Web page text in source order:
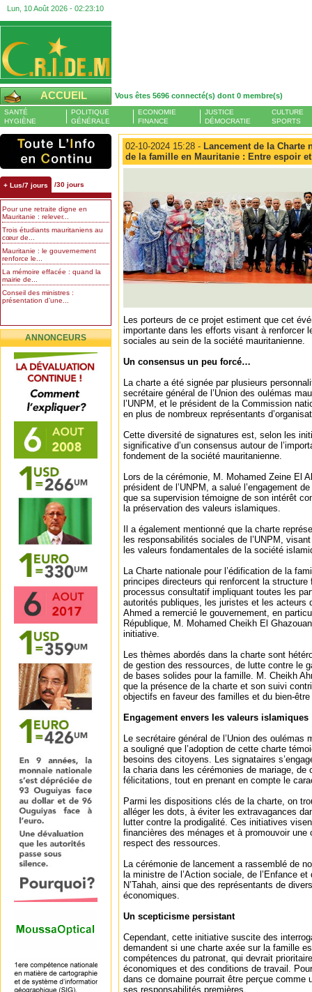
Lun, 10 Août 2026 - 02:23:11
ACCUEIL Vous êtes 5696 connecté(s) dont 0 membre(s)
SANTÉ
HYGIÈNE
POLITIQUE
GÉNÉRALE
ECONOMIE
FINANCE
JUSTICE
DÉMOCRATIE
CULTURE
SPORTS
+ Lus/7 jours /30 jours
Pour une retraite digne en
Mauritanie : relever...
Trois étudiants mauritaniens au
cœur de...
Mauritanie : le gouvernement
renforce le...
La mémoire effacée : quand la
mairie de...
Conseil des ministres :
présentation d’une...
ANNONCEURS
02-10-2024 15:28 - Lancement de la Charte
de la famille en Mauritanie : Entre espoir
Les porteurs de ce projet estiment que cet
importante dans les efforts visant à renforcer
sociales au sein de la société mauritanienne.
Un consensus un peu forcé…
La charte a été signée par plusieurs
secrétaire général de l’Union des oulémas
l’UNPM, et le président de la Commission
en plus de nombreux représentants
Cette diversité de signatures est, selon les
significative d’un consensus autour de
fondement de la société mauritanienne.
Lors de la cérémonie, M. Mohamed Zeine El
président de l’UNPM, a salué l’engagement
que sa supervision témoigne de son intérêt
la préservation des valeurs islamiques.
Il a également mentionné que la charte
les responsabilités sociales de l’UNPM,
les valeurs fondamentales de la société
La Charte nationale pour l’édification de la
principes directeurs qui renforcent la
processus consultatif impliquant toutes les
autorités publiques, les juristes et les acteurs
Ahmed a remercié le gouvernement, en
République, M. Mohamed Cheikh El
initiative.
Les thèmes abordés dans la charte sont
de gestion des ressources, de lutte contre le
de bases solides pour la famille. M. Cheikh
que la présence de la charte et son suivi
objectifs en faveur des familles et du bien-être
Engagement envers les valeurs islamiques
Le secrétaire général de l’Union des oulémas
a souligné que l’adoption de cette charte
besoins des citoyens. Les signataires
la charia dans les cérémonies de mariage, de
félicitations, tout en prenant en compte le
Parmi les dispositions clés de la charte, on
alléger les dots, à éviter les extravagances
lutter contre la prodigalité. Ces initiatives
financières des ménages et à promouvoir
respect des ressources.
La cérémonie de lancement a rassemblé de
la ministre de l’Action sociale, de l’Enfance
N’Tahah, ainsi que des représentants de
économiques.
Un scepticisme persistant
Cependant, cette initiative suscite des
demandent si une charte axée sur la famille
compétences du patronat, qui devrait
économiques et des conditions de travail.
dans ce domaine pourrait être perçue comme
ses responsabilités premières.